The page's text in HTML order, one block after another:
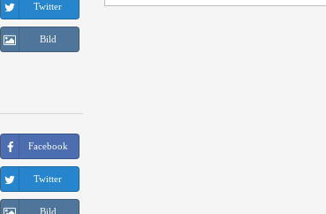
Twitter
Bild
Facebook
Twitter
Bild